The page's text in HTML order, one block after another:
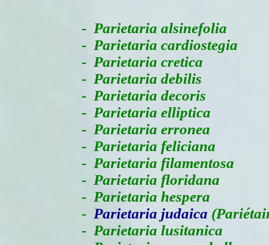
- Parietaria alsinefolia
- Parietaria cardiostegia
- Parietaria cretica
- Parietaria debilis
- Parietaria decoris
- Parietaria elliptica
- Parietaria erronea
- Parietaria feliciana
- Parietaria filamentosa
- Parietaria floridana
- Parietaria hespera
- Parietaria judaica
- Parietaria lusitanica